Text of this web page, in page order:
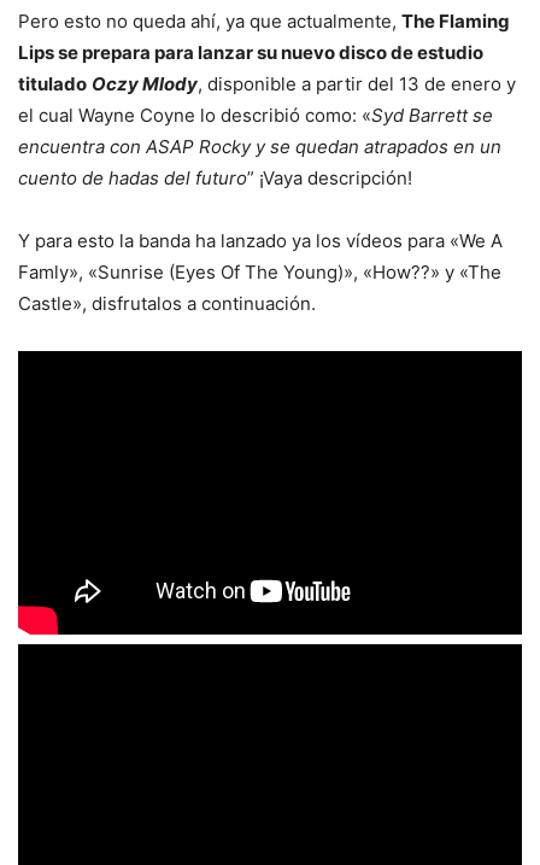
Pero esto no queda ahí, ya que actualmente, The Flaming
Lips se prepara para lanzar su nuevo disco de estudio
titulado Oczy Mlody, disponible a partir del 13 de enero y
el cual Wayne Coyne lo describió como: «Syd Barrett se
encuentra con ASAP Rocky y se quedan atrapados en un
cuento de hadas del futuro” ¡Vaya descripción!
Y para esto la banda ha lanzado ya los vídeos para «We A
Famly», «Sunrise (Eyes Of The Young)», «How??» y «The
Castle», disfrutalos a continuación.